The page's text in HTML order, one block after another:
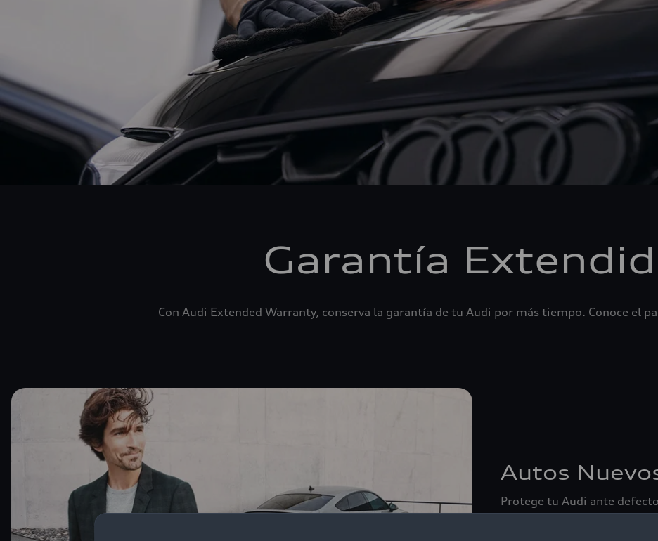
Garantía
Con Audi Extended Warranty, conserva la garantía de tu Audi por más tiempo. Conoce el
Autos
Protege tu Audi ante
y eléctricos. Sin limite de